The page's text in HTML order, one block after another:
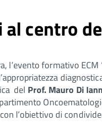
centro
formativo
del Prof. Mauro Di
l’obiettivo di